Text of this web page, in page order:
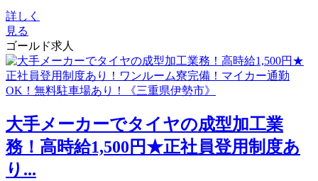
詳しく
見る
ゴールド求人
大手メーカーでタイヤの成型加工業
務！高時給1,500円★正社員登用制度あ
り...